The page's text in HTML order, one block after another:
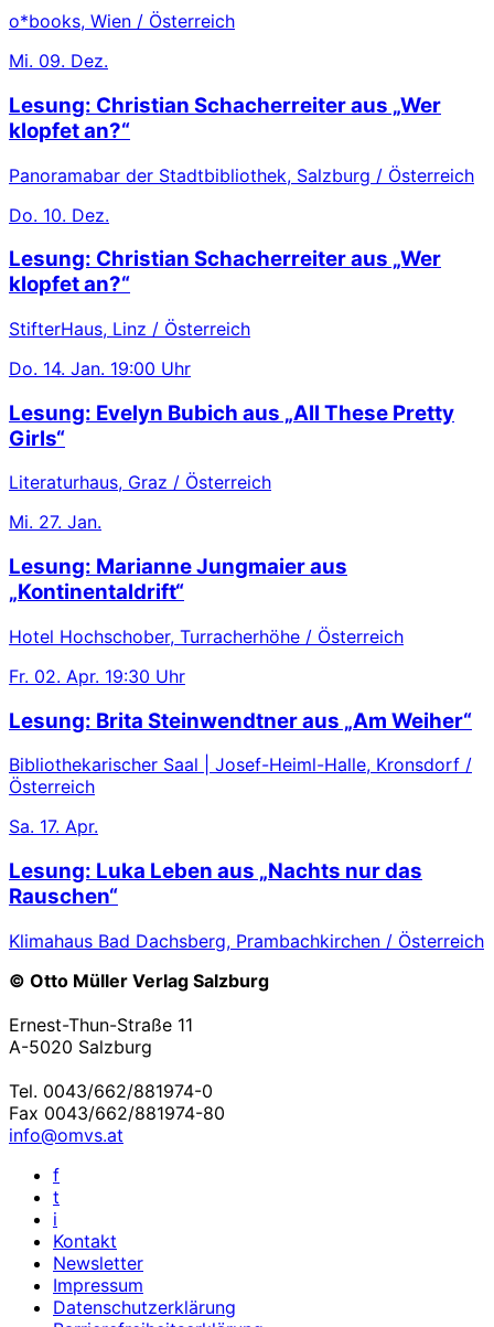
o*books, Wien / Österreich
Mi. 09. Dez.
Lesung: Christian Schacherreiter aus „Wer
klopfet an?“
Panoramabar der Stadtbibliothek, Salzburg / Österreich
Do. 10. Dez.
Lesung: Christian Schacherreiter aus „Wer
klopfet an?“
StifterHaus, Linz / Österreich
Do. 14. Jan. 19:00 Uhr
Lesung: Evelyn Bubich aus „All These Pretty
Girls“
Literaturhaus, Graz / Österreich
Mi. 27. Jan.
Lesung: Marianne Jungmaier aus
„Kontinentaldrift“
Hotel Hochschober, Turracherhöhe / Österreich
Fr. 02. Apr. 19:30 Uhr
Lesung: Brita Steinwendtner aus „Am Weiher“
Bibliothekarischer Saal | Josef-Heiml-Halle, Kronsdorf /
Österreich
Sa. 17. Apr.
Lesung: Luka Leben aus „Nachts nur das
Rauschen“
Klimahaus Bad Dachsberg, Prambachkirchen / Österreich
© Otto Müller Verlag Salzburg
Ernest-Thun-Straße 11
A-5020 Salzburg
Tel. 0043/662/881974-0
Fax 0043/662/881974-80
info@omvs.at
f
t
i
Kontakt
Newsletter
Impressum
Datenschutzerklärung